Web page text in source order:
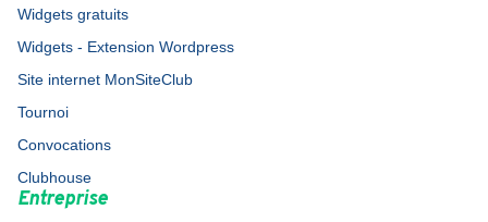
Widgets gratuits
Widgets - Extension Wordpress
Site internet MonSiteClub
Tournoi
Convocations
Clubhouse
Entreprise